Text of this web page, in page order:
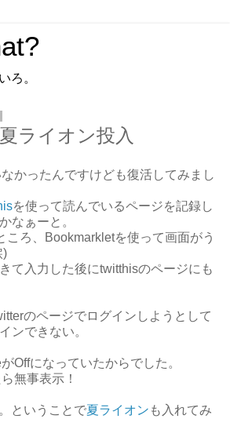
ろ。
ライオン投入
かったんですけども復活してみまし
を使って読んでいるページを記録し
なぁーと。
ころ、Bookmarkletを使って画面がう
)
て入力した後にtwitthisのページにも
のページでログインしようとして
ンできない。
Offになっていたからでした。
無事表示！
ということで夏ライオン も入れてみ